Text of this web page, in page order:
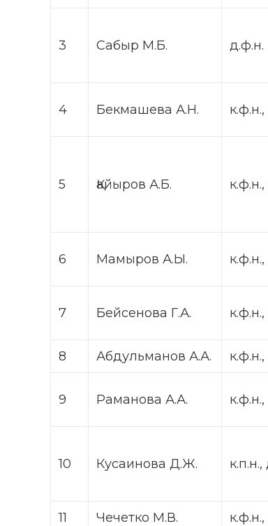
3 Сабыр М.Б.
4 Бекмашева А.Н.
5 Қайыров А.Б.
6 Мамыров А.Ы.
7 Бейсенова Г.А.
8 Абдульманов А.А.
9 Раманова А.А.
10 Кусаинова Д.Ж.
11 Чечетко М.В.